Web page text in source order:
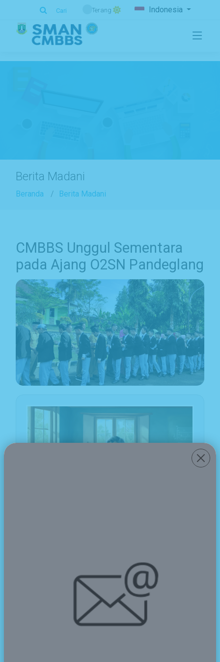
Cari Terang Indonesia
Berita Madani
Beranda Berita Madani
CMBBS Unggul Sementara
pada Ajang O2SN Pandeglang
SMAN CMBBS mengirimkan kontingen pada event
Olimpiade Olahraga Siswa Nasional tingkat Kabupaten